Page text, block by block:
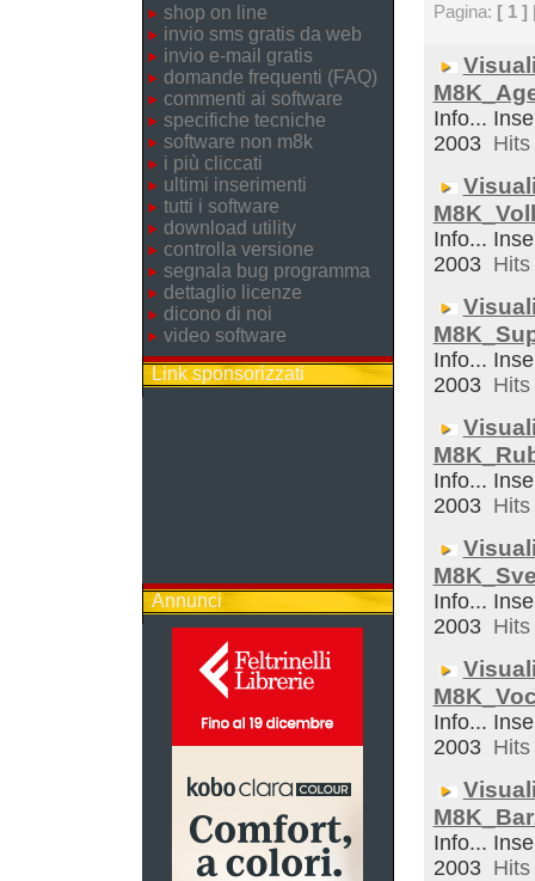
shop on line
invio sms gratis da web
invio e-mail gratis
domande frequenti (FAQ)
commenti ai software
specifiche tecniche
software non m8k
i più cliccati
ultimi inserimenti
tutti i software
download utility
controlla versione
segnala bug programma
dettaglio licenze
dicono di noi
video software
Link sponsorizzati
Annunci
Pagina: [ 1 ]
Info...
2003
Info...
2003
Info...
2003
Info...
2003
Info...
2003
Info...
2003
Info...
2003